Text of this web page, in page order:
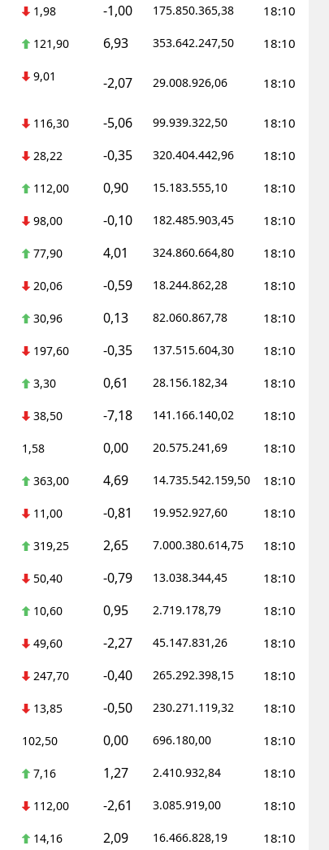
Tunceli
Şanlıurfa
Uşak
Van
Yozgat
Zonguldak
Aksaray
Bayburt
Karaman
Kırıkkale
Batman
Şırnak
Bartın
Ardahan
Iğdır
Yalova
Karabük
Kilis
Osmaniye
Düzce
1,98 -1,00 175.850.365,38 18:10
121,90 6,93 353.642.247,50 18:10
9,01 -2,07 29.008.926,06 18:10
116,30 -5,06 99.939.322,50 18:10
28,22 -0,35 320.404.442,96 18:10
112,00 0,90 15.183.555,10 18:10
98,00 -0,10 182.485.903,45 18:10
77,90 4,01 324.860.664,80 18:10
20,06 -0,59 18.244.862,28 18:10
30,96 0,13 82.060.867,78 18:10
197,60 -0,35 137.515.604,30 18:10
3,30 0,61 28.156.182,34 18:10
38,50 -7,18 141.166.140,02 18:10
1,58 0,00 20.575.241,69 18:10
363,00 4,69 14.735.542.159,50 18:10
11,00 -0,81 19.952.927,60 18:10
319,25 2,65 7.000.380.614,75 18:10
50,40 -0,79 13.038.344,45 18:10
10,60 0,95 2.719.178,79 18:10
49,60 -2,27 45.147.831,26 18:10
247,70 -0,40 265.292.398,15 18:10
13,85 -0,50 230.271.119,32 18:10
102,50 0,00 696.180,00 18:10
7,16 1,27 2.410.932,84 18:10
112,00 -2,61 3.085.919,00 18:10
14,16 2,09 16.466.828,19 18:10